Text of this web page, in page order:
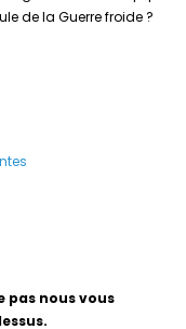
de la Guerre froide ?
pas nous vous